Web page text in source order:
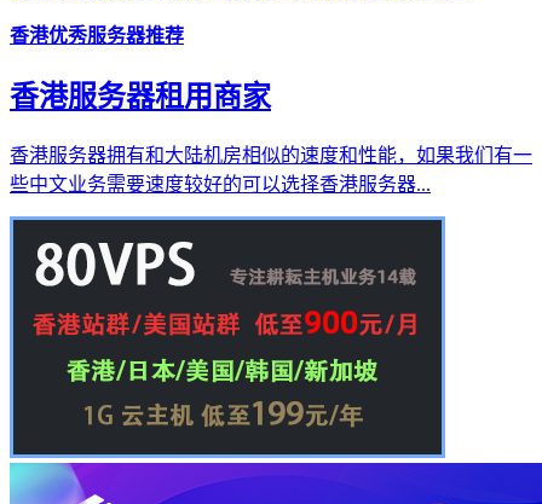
香港优秀服务器推荐
香港服务器租用商家
香港服务器拥有和大陆机房相似的速度和性能，如果我们有一
些中文业务需要速度较好的可以选择香港服务器...